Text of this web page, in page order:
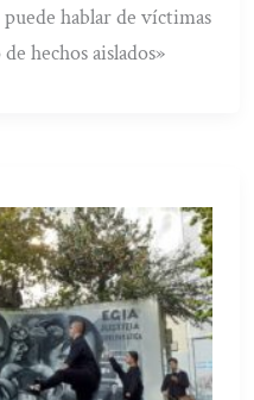
hablar de víctimas
hechos aislados»